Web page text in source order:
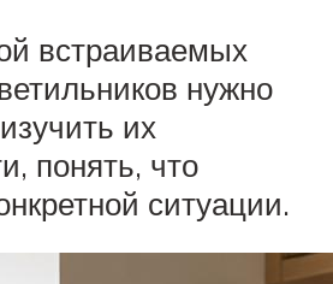
встраиваемых
нужно
их
понять, что
ситуации.